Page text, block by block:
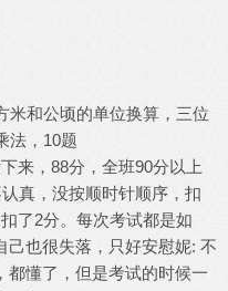
米和公顷的单位换算，三位
法，10题
来，88分，全班90分以上
真，没按顺时针顺序，扣
了2分。每次考试都是如
己也很失落，只好安慰妮: 不
都懂了，但是考试的时候一